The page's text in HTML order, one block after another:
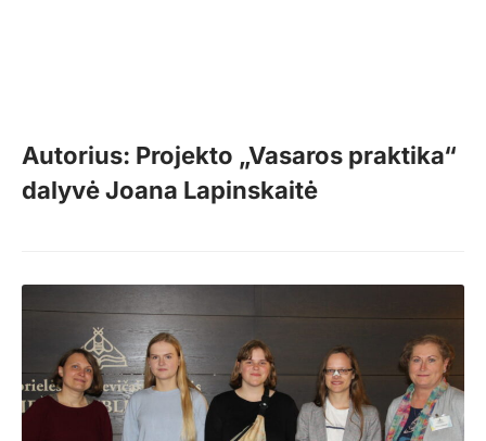
Autorius: Projekto „Vasaros praktika“
dalyvė Joana Lapinskaitė